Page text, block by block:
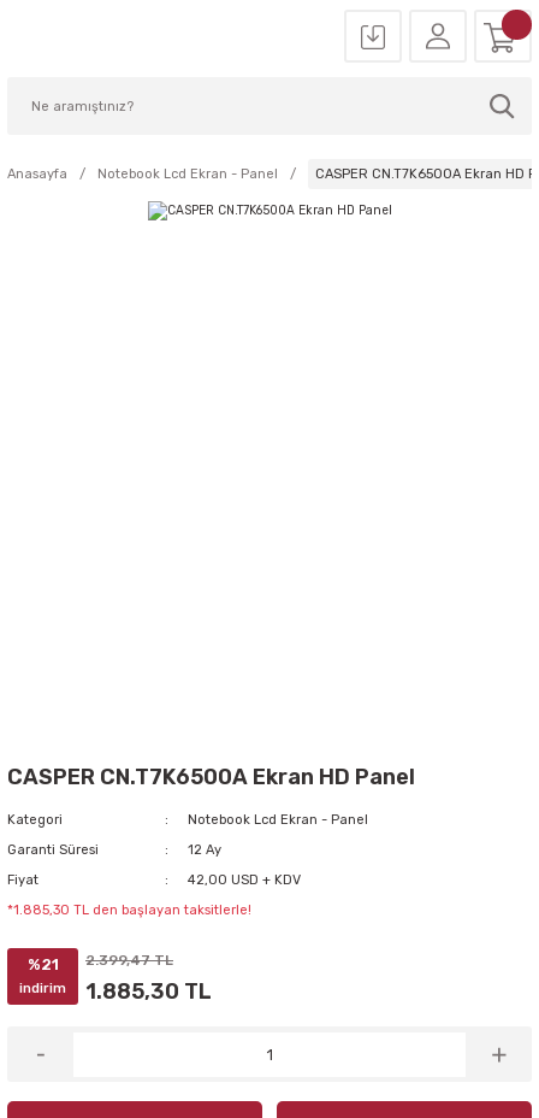
Anasayfa Notebook Lcd Ekran - Panel CASPER CN.T7K6500A Ekran HD
CASPER CN.T7K6500A Ekran HD Panel
Kategori
Notebook Lcd Ekran - Panel
Garanti Süresi
12 Ay
Fiyat
42,00 USD + KDV
*1.885,30 TL den başlayan taksitlerle!
%21
indirim
2.399,47 TL
1.885,30 TL